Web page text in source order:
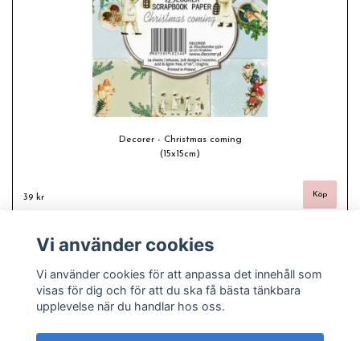
Decorer - Christmas coming
(15x15cm)
39 kr
Vi använder cookies
Vi använder cookies för att anpassa det innehåll som
visas för dig och för att du ska få bästa tänkbara
upplevelse när du handlar hos oss.